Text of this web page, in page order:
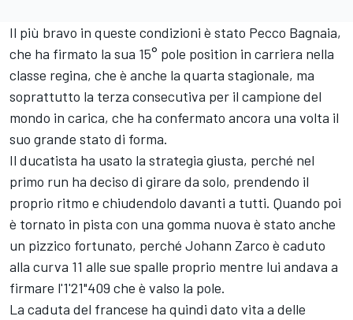
Il più bravo in queste condizioni è stato Pecco Bagnaia,
che ha firmato la sua 15° pole position in carriera nella
classe regina, che è anche la quarta stagionale, ma
soprattutto la terza consecutiva per il campione del
mondo in carica, che ha confermato ancora una volta il
suo grande stato di forma.
Il ducatista ha usato la strategia giusta, perché nel
primo run ha deciso di girare da solo, prendendo il
proprio ritmo e chiudendolo davanti a tutti. Quando poi
è tornato in pista con una gomma nuova è stato anche
un pizzico fortunato, perché Johann Zarco è caduto
alla curva 11 alle sue spalle proprio mentre lui andava a
firmare l'1'21"409 che è valso la pole.
La caduta del francese ha quindi dato vita a delle